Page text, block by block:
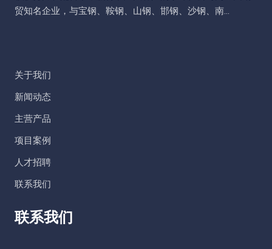
贸知名企业，与宝钢、鞍钢、山钢、邯钢、沙钢、南...
关于我们
新闻动态
主营产品
项目案例
人才招聘
联系我们
联系我们